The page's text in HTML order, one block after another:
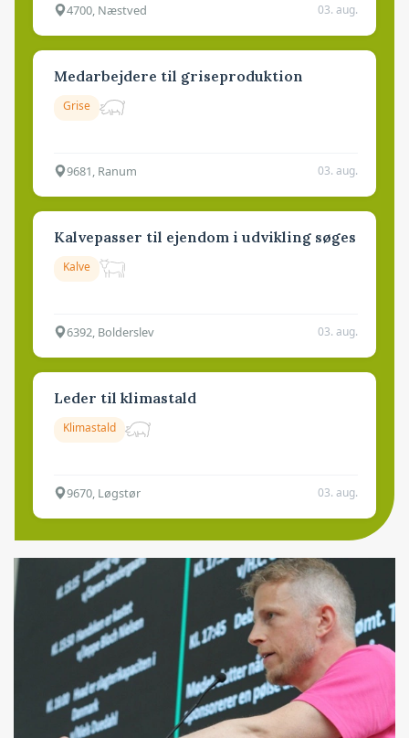
4700, Næstved 03. aug.
Medarbejdere til griseproduktion
Grise
9681, Ranum 03. aug.
Kalvepasser til ejendom i udvikling søges
Kalve
6392, Bolderslev 03. aug.
Leder til klimastald
Klimastald
9670, Løgstør 03. aug.